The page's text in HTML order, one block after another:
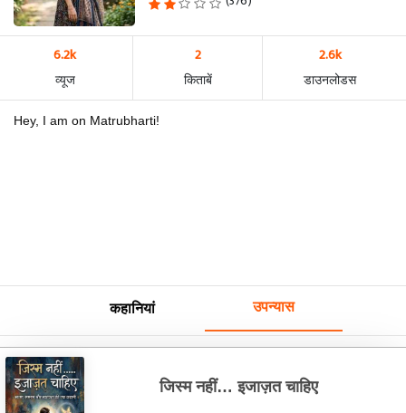
6.2k
व्यूज
2
किताबें
2.6k
डाउनलोडस
Hey, I am on Matrubharti!
कहानियां उपन्यास
जिस्म नहीं… इजाज़त चाहिए